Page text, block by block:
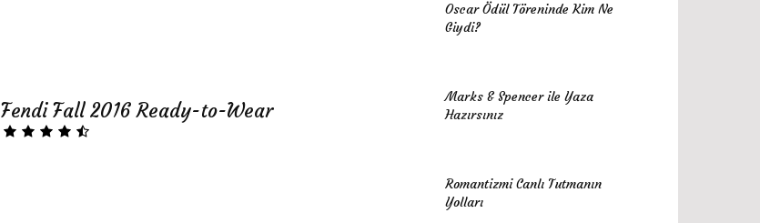
Fendi Fall 2016 Ready-to-Wear
Oscar Ödül Töreninde Kim Ne
Giydi?
Marks & Spencer ile Yaza
Hazırsınız
Romantizmi Canlı Tutmanın
Yolları